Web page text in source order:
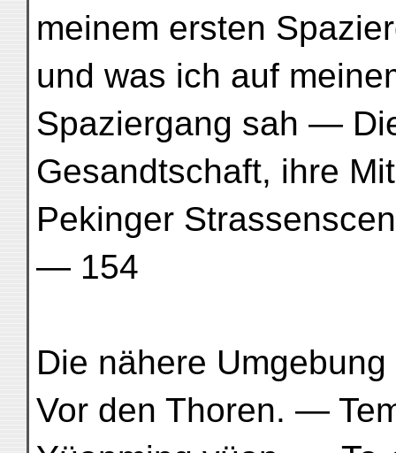
meinem ersten
und was ich auf
Spaziergang sah —
Gesandtschaft, ihre
Pekinger
— 154
Die nähere
Vor den Thoren. —